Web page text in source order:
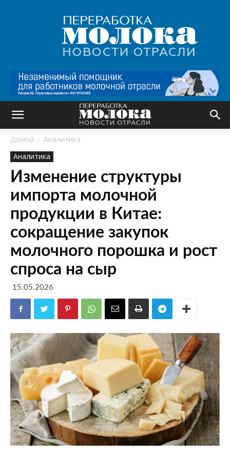
Переработка
молока
|
Новости
Домой
Аналитика
Аналитика
Изменение структуры
импорта молочной
продукции в Китае:
сокращение закупок
молочного порошка и рост
спроса на сыр
15.05.2026